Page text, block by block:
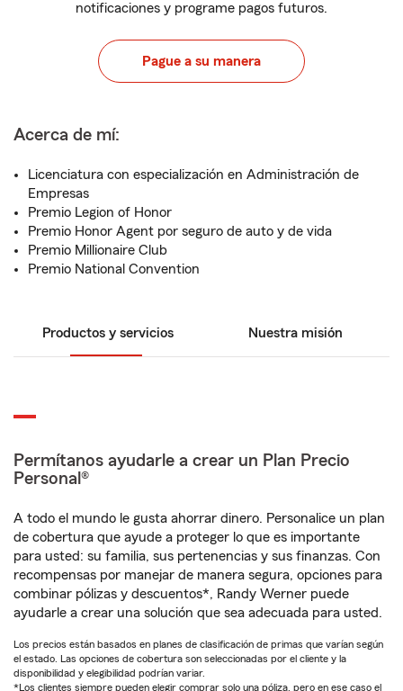
notificaciones y programe pagos futuros.
Pague a su manera
Acerca de mí:
Licenciatura con especialización en Administración de
Empresas
Premio Legion of Honor
Premio Honor Agent por seguro de auto y de vida
Premio Millionaire Club
Premio National Convention
Productos y servicios Nuestra misión
Permítanos ayudarle a crear un Plan Precio
Personal®
A todo el mundo le gusta ahorrar dinero. Personalice un plan
de cobertura que ayude a proteger lo que es importante
para usted: su familia, sus pertenencias y sus finanzas. Con
recompensas por manejar de manera segura, opciones para
combinar pólizas y descuentos*, Randy Werner puede
ayudarle a crear una solución que sea adecuada para usted.
Los precios están basados en planes de clasificación de primas que varían según
el estado. Las opciones de cobertura son seleccionadas por el cliente y la
disponibilidad y elegibilidad podrían variar.
*Los clientes siempre pueden elegir comprar solo una póliza, pero en ese caso el